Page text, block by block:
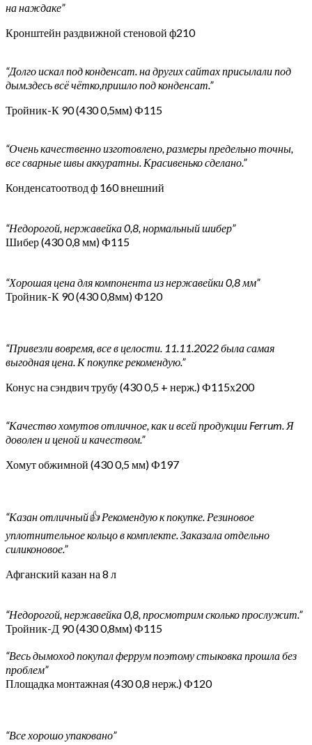
на наждаке”
Кронштейн раздвижной стеновой ф210
“Долго искал под конденсат. на других сайтах присылали под
дым.здесь всё чётко,пришло под конденсат.”
Тройник-К 90 (430 0,5мм) Ф115
“Очень качественно изготовлено, размеры предельно точны,
все сварные швы аккуратны. Красивенько сделано.”
Конденсатоотвод ф 160 внешний
“Недорогой, нержавейка 0,8, нормальный шибер”
Шибер (430 0,8 мм) Ф115
“Хорошая цена для компонента из нержавейки 0,8 мм”
Тройник-К 90 (430 0,8мм) Ф120
“Привезли вовремя, все в целости. 11.11.2022 была самая
выгодная цена. К покупке рекомендую.”
Конус на сэндвич трубу (430 0,5 + нерж.) Ф115х200
“Качество хомутов отличное, как и всей продукции Ferrum. Я
доволен и ценой и качеством.”
Хомут обжимной (430 0,5 мм) Ф197
“Казан отличный👍 Рекомендую к покупке. Резиновое
уплотнительное кольцо в комплекте. Заказала отдельно
силиконовое.”
Афганский казан на 8 л
“Недорогой, нержавейка 0,8, просмотрим сколько прослужит.”
Тройник-Д 90 (430 0,8мм) Ф115
“Весь дымоход покупал феррум поэтому стыковка прошла без
проблем”
Площадка монтажная (430 0,8 нерж.) Ф120
“Все хорошо упаковано”